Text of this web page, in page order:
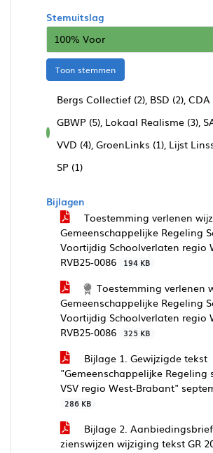
Stemuitslag
100% Voor
Toon stemmen
voor
Bergs Collectief (2), BSD (2), CDA
GBWP (5), Lokaal Realisme (3),
VVD (4), GroenLinks (1), Lijst
SP (1)
Bijlagen
Toestemming verlenen
Gemeenschappelijke Regeling
Voortijdig Schoolverlaten regio
RVB25-0086
194 KB
Toestemming verlenen
Gemeenschappelijke Regeling
Voortijdig Schoolverlaten regio
RVB25-0086
325 KB
Bijlage 1. Gewijzigde tekst
"Gemeenschappelijke Regeling
VSV regio West-Brabant"
286 KB
Bijlage 2.
zienswijzen wijziging tekst GR